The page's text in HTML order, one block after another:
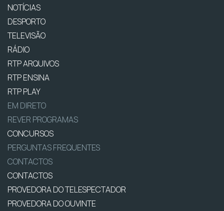
NOTÍCIAS
DESPORTO
TELEVISÃO
RÁDIO
RTP ARQUIVOS
RTP ENSINA
RTP PLAY
EM DIRETO
REVER PROGRAMAS
CONCURSOS
PERGUNTAS FREQUENTES
CONTACTOS
CONTACTOS
PROVEDORA DO TELESPECTADOR
PROVEDORA DO OUVINTE